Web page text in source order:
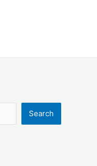
Search